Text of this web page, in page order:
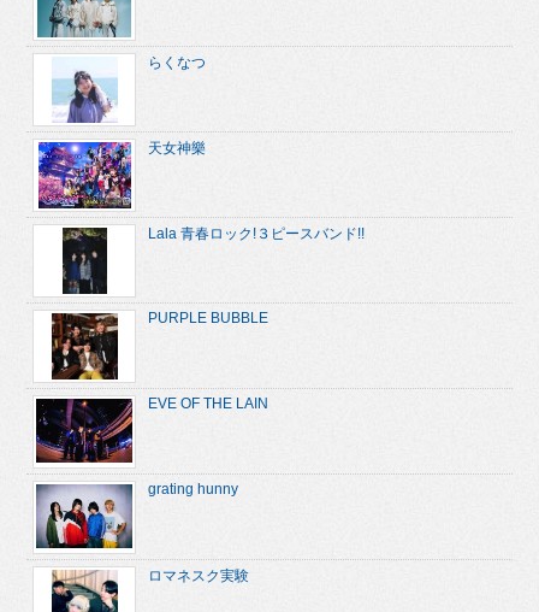
らくなつ
天女神樂
Lala 青春ロック!３ピースバンド!!
PURPLE BUBBLE
EVE OF THE LAIN
grating hunny
ロマネスク実験